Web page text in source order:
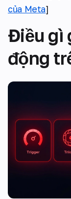
của Meta]
Điều gì
động